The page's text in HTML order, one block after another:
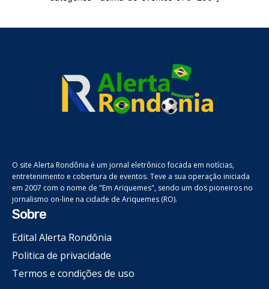
O site Alerta Rondônia é um jornal eletrônico focada em notícias,
entretenimento e cobertura de eventos. Teve a sua operação iniciada
em 2007 com o nome de "Em Ariquemes", sendo um dos pioneiros no
jornalismo on-line na cidade de Ariquemes (RO).
Sobre
Edital Alerta Rondônia
Politica de privacidade
Termos e condições de uso